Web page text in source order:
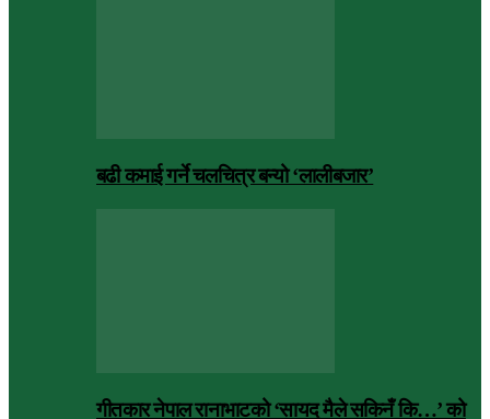
बढी कमाई गर्ने चलचित्र बन्यो ‘लालीबजार’
गीतकार नेपाल रानाभाटको ‘सायद मैले सकिनँ कि…’ को